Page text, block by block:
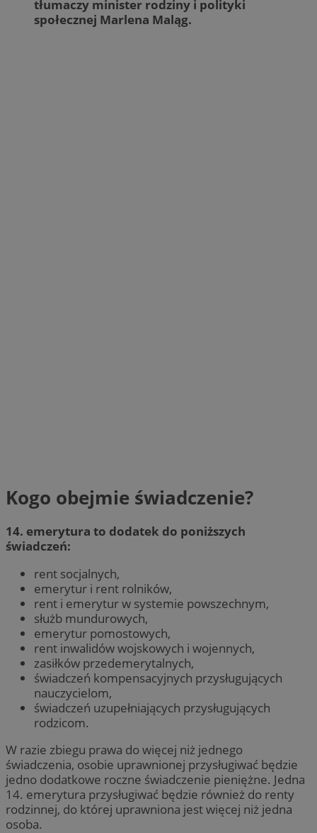
tłumaczy minister rodziny i polityki
społecznej Marlena Maląg.
Kogo obejmie świadczenie?
14. emerytura to dodatek do poniższych
świadczeń:
rent socjalnych,
emerytur i rent rolników,
rent i emerytur w systemie powszechnym,
służb mundurowych,
emerytur pomostowych,
rent inwalidów wojskowych i wojennych,
zasiłków przedemerytalnych,
świadczeń kompensacyjnych przysługujących
nauczycielom,
świadczeń uzupełniających przysługujących
rodzicom.
W razie zbiegu prawa do więcej niż jednego
świadczenia, osobie uprawnionej przysługiwać będzie
jedno dodatkowe roczne świadczenie pieniężne. Jedna
14. emerytura przysługiwać będzie również do renty
rodzinnej, do której uprawniona jest więcej niż jedna
osoba.